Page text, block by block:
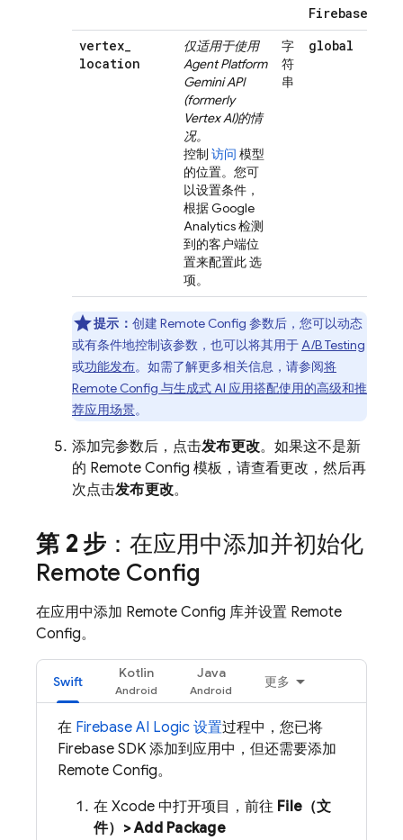
Firebase!
vertex_
location
仅适用于使用
Agent Platform
Gemini API
(formerly
Vertex AI)的情
况。
控制 访问 模型
的位置。您可
以设置条件，
根据Google
Analytics检测
到的客户端位
置来配置此 选
项。
字
符
串
global
提示： 创建 Remote Config 参数后，您可以动态
或有条件地控制该参数，也可以将其用于A/B Testing
或功能发布。如需了解更多相关信息，请参阅将
Remote Config 与生成式 AI 应用搭配使用的高级和推
荐应用场景。
添加完参数后，点击发布更改。如果这不是新
的 Remote Config 模板，请查看更改，然后再
次点击发布更改。
第 2 步 ：在应用中添加并初始化
Remote Config
在应用中添加 Remote Config 库并设置 Remote
Config。
Swift
Kotlin Java
更多
在 Firebase AI Logic 设置过程中，您已将
Firebase SDK 添加到应用中，但还需要添加
Remote Config。
在 Xcode 中打开项目，前往 File（文
件）> Add Package